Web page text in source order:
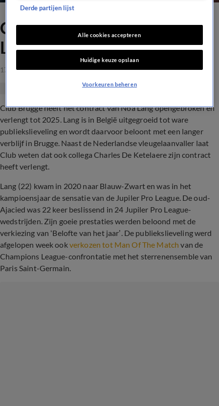
Club Brugge beloont Noa
Lang met langdurig contract
17 sep 2021, 18:55
Club Brugge heeft het contract van Noa Lang opengebroken en
verlengt tot 2025. Lang is in België uitgegroeid tot ware
publiekslieveling en wordt daarvoor beloont met een langer
verblijf in Brugge. Naast de Nederlandse vleugelaanvaller laat
Club weten dat ook collega Charles De Ketelaere zijn contract
heeft verlengt.
Lang (22) kwam in 2020 naar Blauw-Zwart en was in het
kampioensjaar de sensatie van de Jupiler Pro League. De oud-
Ajacied was 22 keer beslissend in 24 Jupiler Pro League-
wedstrijden. Zijn goeie prestaties werden beloond met de
verkiezing van ‘Belofte van het jaar’. De publiekslieveling werd
afgelopen week ookverkozen tot Man Of The Match van de
Champions League-confrontatie met het sterrenensemble van
Paris Saint-Germain.
Derde partijen lijst
Alle cookies accepteren
Huidige keuze opslaan
Voorkeuren beheren